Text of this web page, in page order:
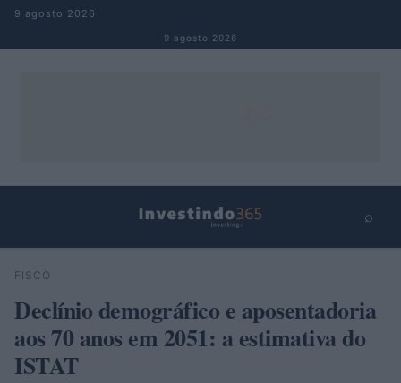
Pular para o conteúdo
9 agosto 2026
9 agosto 2026
⌕
Buscar
FISCO
Declínio demográfico e aposentadoria
aos 70 anos em 2051: a estimativa do
ISTAT